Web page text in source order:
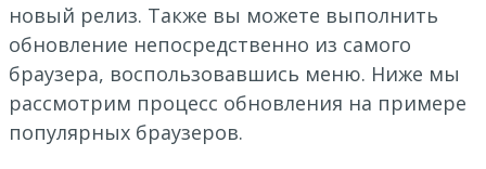
новый релиз. Также вы можете выполнить
обновление непосредственно из самого
браузера, воспользовавшись меню. Ниже мы
рассмотрим процесс обновления на примере
популярных браузеров.